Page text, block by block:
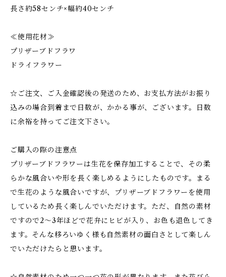
長さ約58センチ×幅約40センチ
≪使用花材≫
プリザーブドフラワ
ドライフラワー
☆ご注文、ご入金確認後の発送のため、お支払方法がお振り
込みの場合到着まで日数が、かかる事が、ございます。日数
に余裕を持ってご注文下さい。
ご購入の際の注意点
プリザーブドフラワーは生花を保存加工することで、その柔
らかな風合いや形を長く楽しめるようにしたものです。まる
で生花のような風合いですが、プリザーブドフラワーを使用
しているため長く楽しんでいただけます。ただ、自然の素材
ですので2～3年ほどで花弁にヒビが入り、お色も退色してき
ます。そんな移ろいゆく様も自然素材の面白さとして楽しん
でいただけたらと思います。